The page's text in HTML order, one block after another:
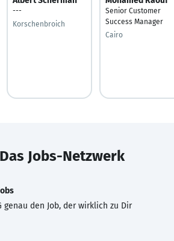
---
Korschenbroich
Senior Customer
Success Manager
Cairo
Jobs-Netzwerk
genau den Job, der wirklich zu Dir